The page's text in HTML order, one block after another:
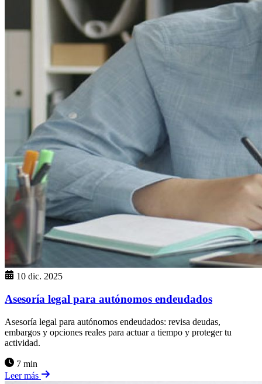
10 dic. 2025
Asesoría legal para autónomos endeudados
Asesoría legal para autónomos endeudados: revisa deudas,
embargos y opciones reales para actuar a tiempo y proteger tu
actividad.
7 min
Leer más